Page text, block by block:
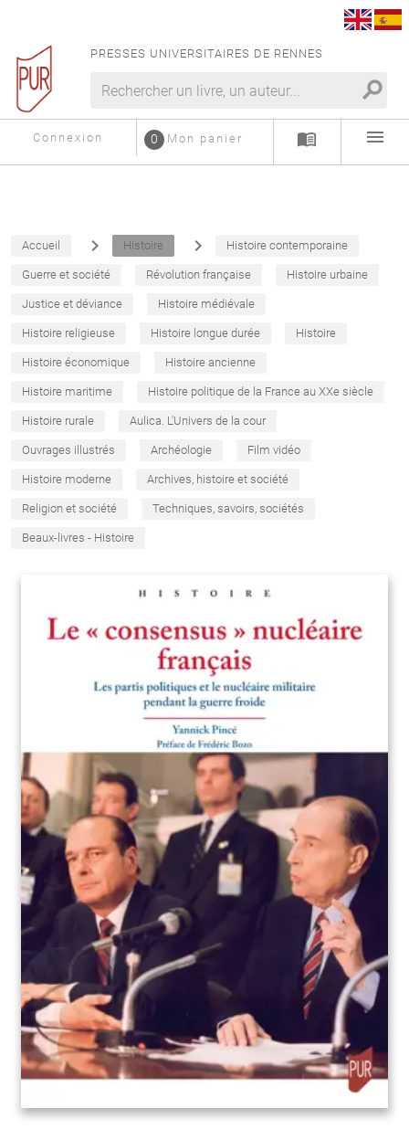
PRESSES UNIVERSITAIRES DE RENNES
search
Connexion Mon panier
0 menu_book menu
Accueil navigate_next Histoire navigate_next Histoire contemporaine
Guerre et société Révolution française Histoire urbaine
Justice et déviance Histoire médiévale
Histoire religieuse Histoire longue durée Histoire
Histoire économique Histoire ancienne
Histoire maritime Histoire politique de la France au XXe siècle
Histoire rurale Aulica. L'Univers de la cour
Ouvrages illustrés Archéologie Film vidéo
Histoire moderne Archives, histoire et société
Religion et société Techniques, savoirs, sociétés
Beaux-livres - Histoire